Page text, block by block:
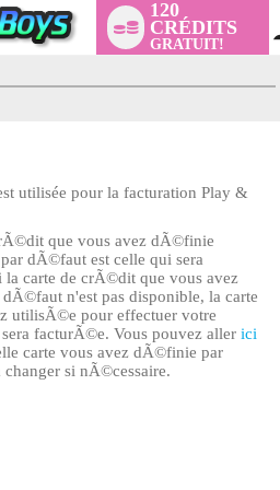
120
CRÉDITS
GRATUIT!
utilisée pour la facturation Play &
que vous avez dÃ©finie
dÃ©faut est celle qui sera
carte de crÃ©dit que vous avez
n'est pas disponible, la carte
utilisÃ©e pour effectuer votre
sera facturÃ©e. Vous pouvez allerici
carte vous avez dÃ©finie par
si nÃ©cessaire.
TIME OFFER!